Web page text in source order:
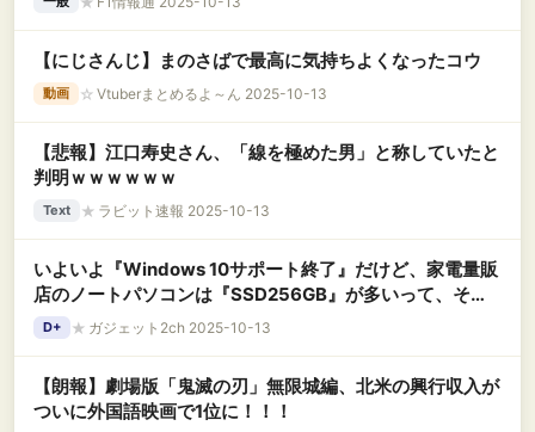
【にじさんじ】まのさばで最高に気持ちよくなったコウ
動画 ☆ Vtuberまとめるよ～ん 2025-10-13
【悲報】江口寿史さん、「線を極めた男」と称していたと
判明ｗｗｗｗｗｗ
Text ★ ラビット速報 2025-10-13
いよいよ『Windows 10サポート終了』だけど、家電量販
店のノートパソコンは『SSD256GB』が多いって、それ
で十分ってこと？
D+ ★ ガジェット2ch 2025-10-13
【朗報】劇場版「鬼滅の刃」無限城編、北米の興行収入が
ついに外国語映画で1位に！！！